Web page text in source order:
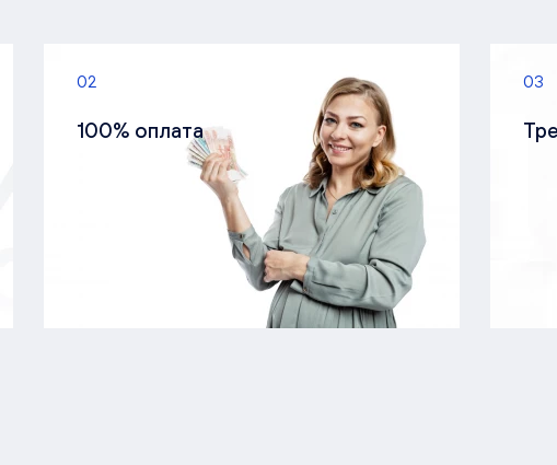
02
100% оплата
03